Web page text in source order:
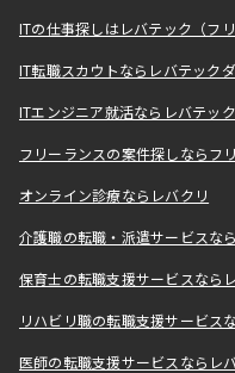
ITの仕事探しはレバテック（フ
IT転職スカウトならレバテック
ITエンジニア就活ならレバテッ
フリーランスの案件探しならフ
オンライン診療ならレバクリ
介護職の転職・派遣サービスな
保育士の転職支援サービスなら
リハビリ職の転職支援サービス
医師の転職支援サービスならレ